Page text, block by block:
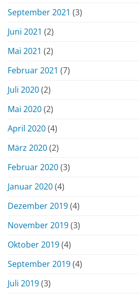
September 2021 (3)
Juni 2021 (2)
Mai 2021 (2)
Februar 2021 (7)
Juli 2020(2)
Mai 2020(2)
April 2020(4)
März 2020(2)
Februar 2020(3)
Januar 2020(4)
Dezember 2019(4)
November 2019(3)
Oktober 2019(4)
September 2019(4)
Juli 2019(3)